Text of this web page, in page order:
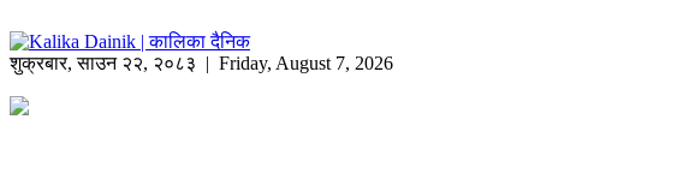
शुक्रबार,साउन २२, २०८३ | Friday, August 7, 2026